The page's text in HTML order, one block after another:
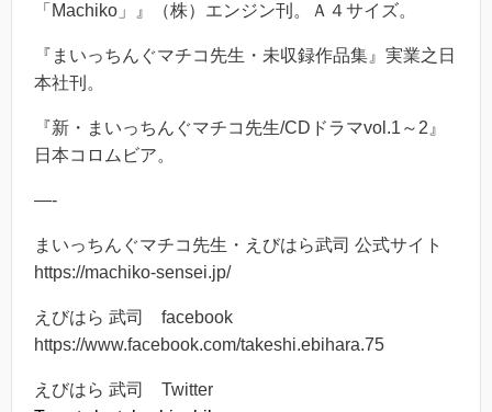
「Machiko」』（株）エンジン刊。Ａ４サイズ。
『まいっちんぐマチコ先生・未収録作品集』実業之日
本社刊。
『新・まいっちんぐマチコ先生/CDドラマvol.1～2』
日本コロムビア。
—-
まいっちんぐマチコ先生・えびはら武司 公式サイト
https://machiko-sensei.jp/
えびはら 武司 facebook
https://www.facebook.com/takeshi.ebihara.75
えびはら 武司 Twitter